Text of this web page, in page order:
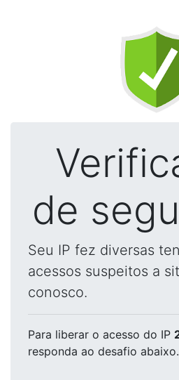
de
Seu IP fez diversas
acessos suspeitos a
conosco.
Para liberar o acesso do IP
responda ao desafio abaixo.